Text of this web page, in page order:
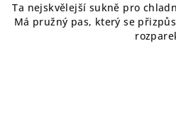
Ta nejskvělejší sukně pro
Má pružný pas, který se